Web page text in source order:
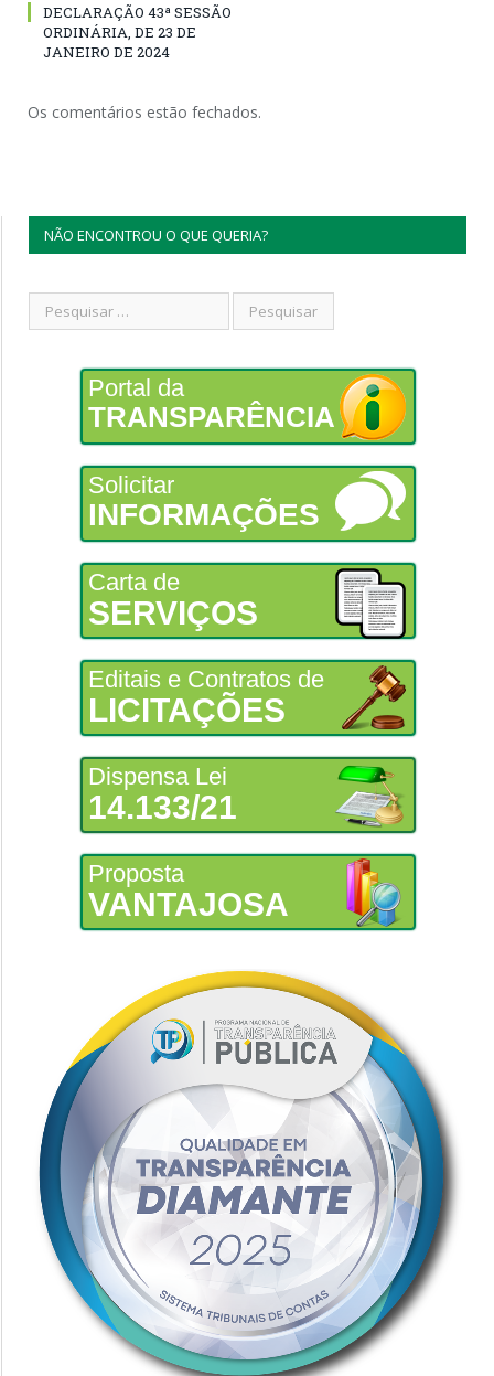
DECLARAÇÃO 43ª SESSÃO
ORDINÁRIA, DE 23 DE
JANEIRO DE 2024
Os comentários estão fechados.
NÃO ENCONTROU O QUE QUERIA?
Portal da
TRANSPARÊNCIA
Solicitar
INFORMAÇÕES
Carta de
SERVIÇOS
Editais e Contratos de
LICITAÇÕES
Dispensa Lei
14.133/21
Proposta
VANTAJOSA